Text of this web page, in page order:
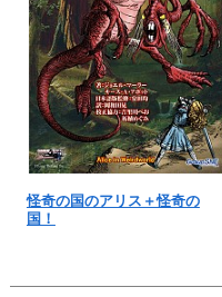
怪奇の国のアリス＋怪奇の
国！